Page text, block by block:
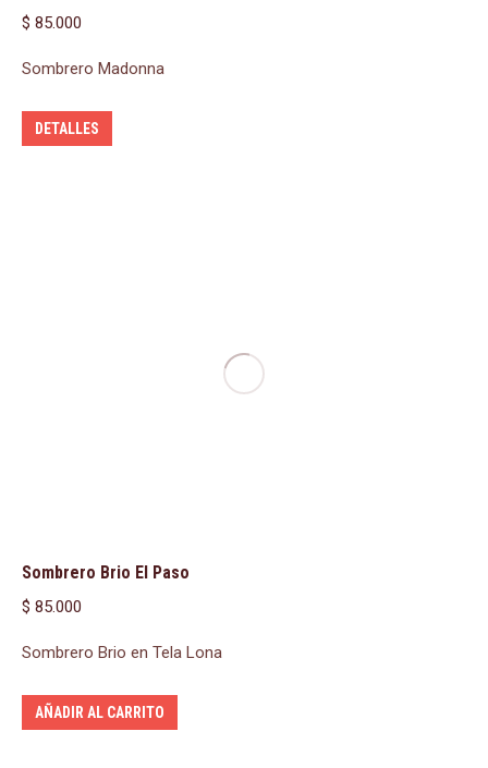
$ 85.000
Sombrero Madonna
DETALLES
Sombrero Brio El Paso
$ 85.000
Sombrero Brio en Tela Lona
AÑADIR AL CARRITO